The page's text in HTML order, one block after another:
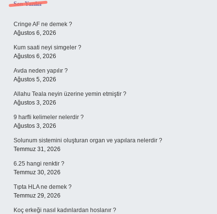
Sidebar
Son Yazılar
Cringe AF ne demek ?
Ağustos 6, 2026
Kum saati neyi simgeler ?
Ağustos 6, 2026
Avda neden yapılır ?
Ağustos 5, 2026
Allahu Teala neyin üzerine yemin etmiştir ?
Ağustos 3, 2026
9 harfli kelimeler nelerdir ?
Ağustos 3, 2026
Solunum sistemini oluşturan organ ve yapılara nelerdir ?
Temmuz 31, 2026
6.25 hangi renktir ?
Temmuz 30, 2026
Tıpta HLA ne demek ?
Temmuz 29, 2026
Koç erkeği nasıl kadınlardan hoslanır ?